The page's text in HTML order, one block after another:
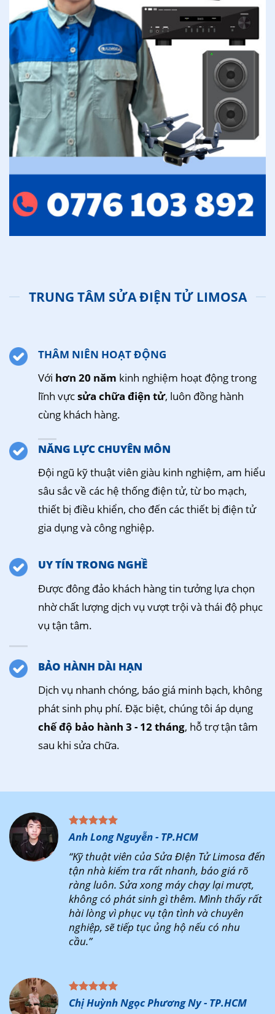
TRUNG TÂM SỬA ĐIỆN TỬ LIMOSA
THÂM NIÊN HOẠT ĐỘNG
Với hơn 20 năm kinh nghiệm hoạt động trong
lĩnh vựcsửa chữa điện tử, luôn đồng hành
cùng khách hàng.
NĂNG LỰC CHUYÊN MÔN
Đội ngũ kỹ thuật viên giàu kinh nghiệm, am hiểu
sâu sắc về các hệ thống điện tử, từ bo mạch,
thiết bị điều khiển, cho đến các thiết bị điện tử
gia dụng và công nghiệp.
UY TÍN TRONG NGHỀ
Được đông đảo khách hàng tin tưởng lựa chọn
nhờ chất lượng dịch vụ vượt trội và thái độ phục
vụ tận tâm.
BẢO HÀNH DÀI HẠN
Dịch vụ nhanh chóng, báo giá minh bạch, không
phát sinh phụ phí. Đặc biệt, chúng tôi áp dụng
chế độ bảo hành 3 - 12 tháng, hỗ trợ tận tâm
sau khi sửa chữa.
Anh Long Nguyễn - TP.HCM
“Kỹ thuật viên của Sửa ĐIện Tử Limosa đến
tận nhà kiểm tra rất nhanh, báo giá rõ
ràng luôn. Sửa xong máy chạy lại mượt,
không có phát sinh gì thêm. Mình thấy rất
hài lòng vì phục vụ tận tình và chuyên
nghiệp, sẽ tiếp tục ủng hộ nếu có nhu
cầu.”
Chị Huỳnh Ngọc Phương Ny - TP.HCM